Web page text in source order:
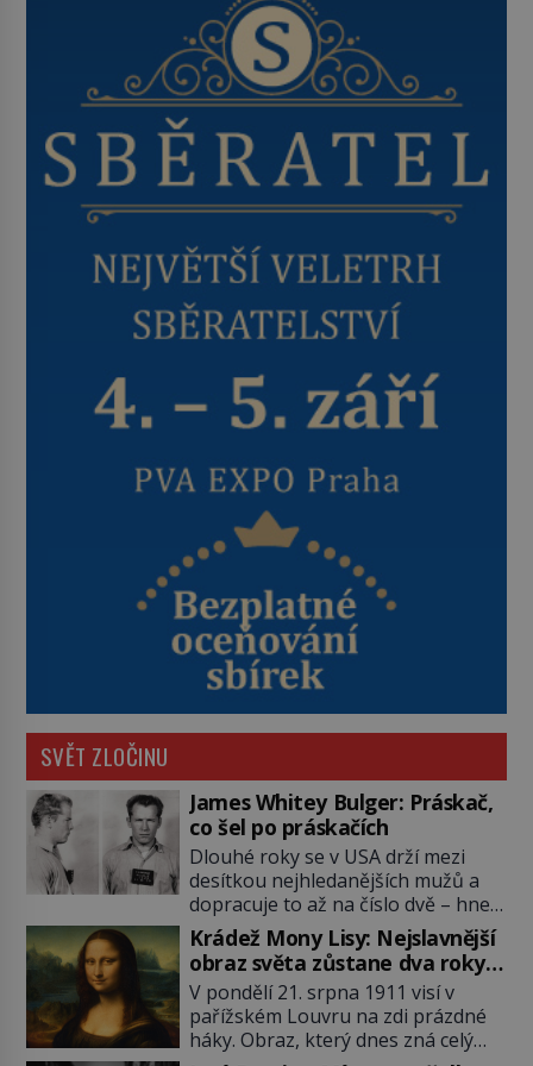
SVĚT ZLOČINU
James Whitey Bulger: Práskač,
co šel po práskačích
Dlouhé roky se v USA drží mezi
desítkou nejhledanějších mužů a
dopracuje to až na číslo dvě – hned
po Usámovi bin Ládinovi (1957–
2011). To je James „Whitey“ Bulger
(1929–2018) viněný ze spoluúčasti
na 19 vraždách, vydírání a lichvy. A
samozřejmě, krom toho je ještě
drogový dealer, který neváhá
Krádež Mony Lisy: Nejslavnější
obraz světa zůstane dva roky
nezvěstný
V pondělí 21. srpna 1911 visí v
pařížském Louvru na zdi prázdné
háky. Obraz, který dnes zná celý